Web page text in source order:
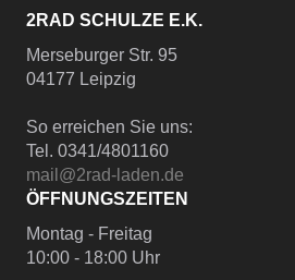
2RAD SCHULZE E.K.
Merseburger Str. 95
04177 Leipzig
So erreichen Sie uns:
Tel. 0341/4801160
mail@2rad-laden.de
ÖFFNUNGSZEITEN
Montag - Freitag
10:00 - 18:00 Uhr